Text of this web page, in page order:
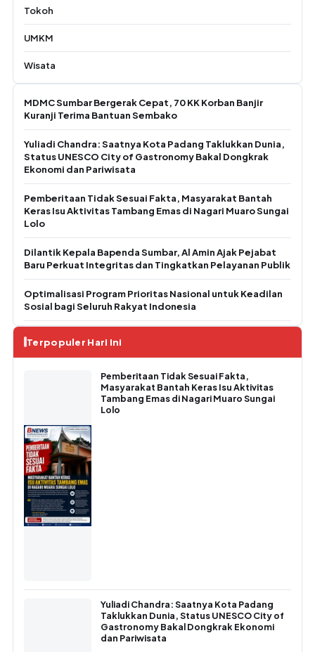
Tokoh
UMKM
Wisata
MDMC Sumbar Bergerak Cepat, 70 KK Korban Banjir
Kuranji Terima Bantuan Sembako
Yuliadi Chandra: Saatnya Kota Padang Taklukkan Dunia,
Status UNESCO City of Gastronomy Bakal Dongkrak
Ekonomi dan Pariwisata
Pemberitaan Tidak Sesuai Fakta, Masyarakat Bantah
Keras Isu Aktivitas Tambang Emas di Nagari Muaro Sungai
Lolo
Dilantik Kepala Bapenda Sumbar, Al Amin Ajak Pejabat
Baru Perkuat Integritas dan Tingkatkan Pelayanan Publik
Optimalisasi Program Prioritas Nasional untuk Keadilan
Sosial bagi Seluruh Rakyat Indonesia
Terpopuler Hari Ini
Pemberitaan Tidak Sesuai Fakta,
Masyarakat Bantah Keras Isu Aktivitas
Tambang Emas di Nagari Muaro Sungai
Lolo
Yuliadi Chandra: Saatnya Kota Padang
Taklukkan Dunia, Status UNESCO City of
Gastronomy Bakal Dongkrak Ekonomi
dan Pariwisata